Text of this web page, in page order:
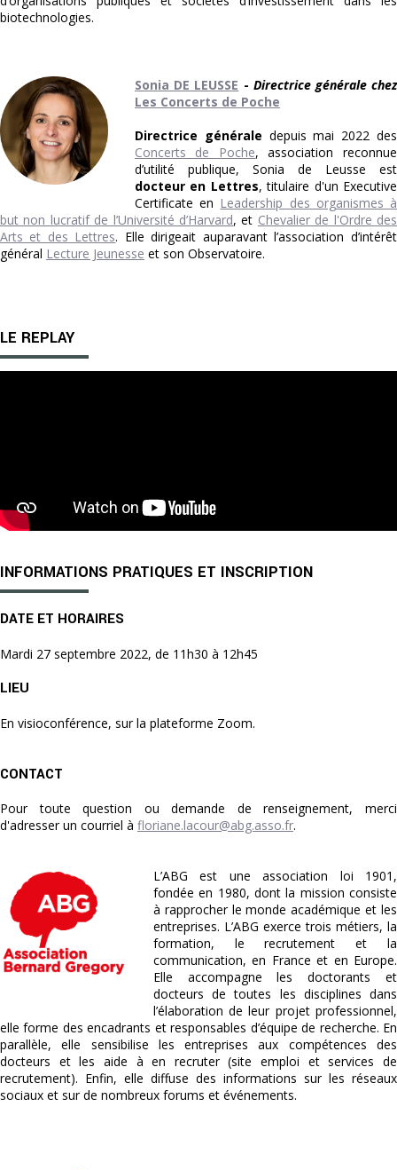
biotechnologies.
Sonia DE LEUSSE - Directrice générale chez
Les Concerts de Poche
Directrice générale depuis mai 2022 des
Concerts de Poche, association reconnue
d’utilité publique, Sonia de Leusse est
docteur en Lettres, titulaire d'un Executive
Certificate en Leadership des organismes à
but non lucratif de l’Université d’Harvard, et Chevalier de l'Ordre des
Arts et des Lettres. Elle dirigeait auparavant l’association d’intérêt
général Lecture Jeunesse et son Observatoire.
LE REPLAY
INFORMATIONS PRATIQUES ET INSCRIPTION
DATE ET HORAIRES
Mardi 27 septembre 2022, de 11h30 à 12h45
LIEU
En visioconférence, sur la plateforme Zoom.
CONTACT
Pour toute question ou demande de renseignement, merci
d'adresser un courriel à floriane.lacour@abg.asso.fr.
L’ABG est une association loi 1901,
fondée en 1980, dont la mission consiste
à rapprocher le monde académique et les
entreprises. L’ABG exerce trois métiers, la
formation, le recrutement et la
communication, en France et en Europe.
Elle accompagne les doctorants et
docteurs de toutes les disciplines dans
l’élaboration de leur projet professionnel,
elle forme des encadrants et responsables d’équipe de recherche. En
parallèle, elle sensibilise les entreprises aux compétences des
docteurs et les aide à en recruter (site emploi et services de
recrutement). Enfin, elle diffuse des informations sur les réseaux
sociaux et sur de nombreux forums et événements.